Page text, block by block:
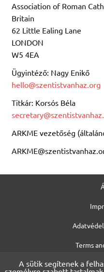
Association of Roman
Britain
62 Little Ealing Lane
LONDON
W5 4EA
Ügyintéző: Nagy Enikő
hello@szentistvanhaz.org
Titkár: Korsós Béla
ARKME vezetőség
Terms
A sütik segítenek a